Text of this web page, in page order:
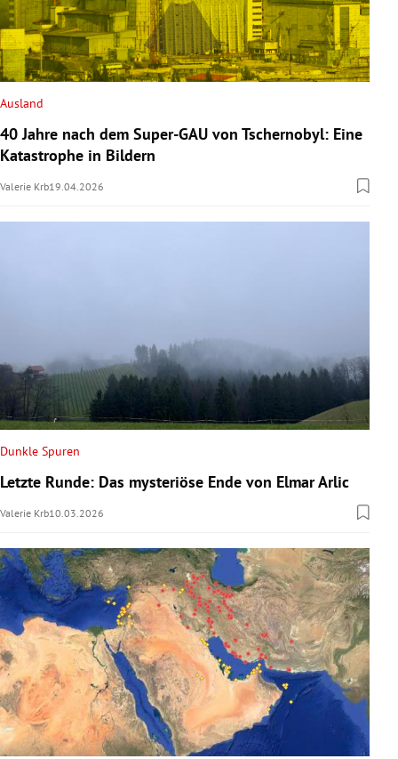
Ausland
40 Jahre nach dem Super-GAU von Tschernobyl: Eine
Katastrophe in Bildern
Valerie Krb19.04.2026
Dunkle Spuren
Letzte Runde: Das mysteriöse Ende von Elmar Arlic
Valerie Krb10.03.2026